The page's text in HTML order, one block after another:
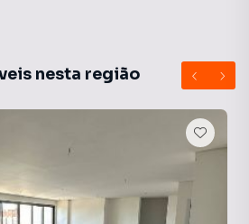
nesta região